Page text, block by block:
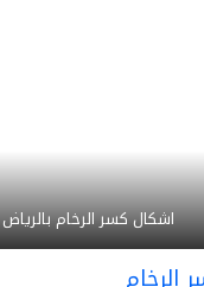
اشكال كسر الرخام بالرياض